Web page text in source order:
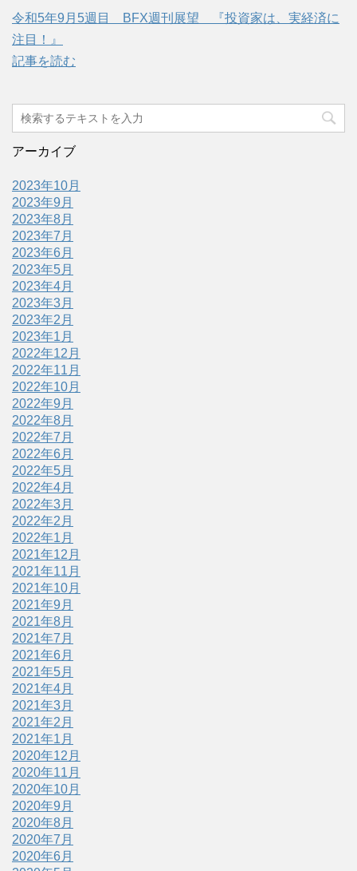
令和5年9月5週目 BFX週刊展望 『投資家は、実経済に
注目！』
記事を読む
アーカイブ
2023年10月
2023年9月
2023年8月
2023年7月
2023年6月
2023年5月
2023年4月
2023年3月
2023年2月
2023年1月
2022年12月
2022年11月
2022年10月
2022年9月
2022年8月
2022年7月
2022年6月
2022年5月
2022年4月
2022年3月
2022年2月
2022年1月
2021年12月
2021年11月
2021年10月
2021年9月
2021年8月
2021年7月
2021年6月
2021年5月
2021年4月
2021年3月
2021年2月
2021年1月
2020年12月
2020年11月
2020年10月
2020年9月
2020年8月
2020年7月
2020年6月